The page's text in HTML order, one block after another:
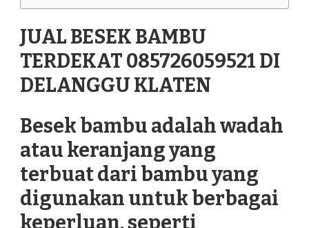
JUAL BESEK BAMBU
TERDEKAT 085726059521 DI
DELANGGU KLATEN
Besek bambu adalah wadah
atau keranjang yang
terbuat dari bambu yang
digunakan untuk berbagai
keperluan, seperti